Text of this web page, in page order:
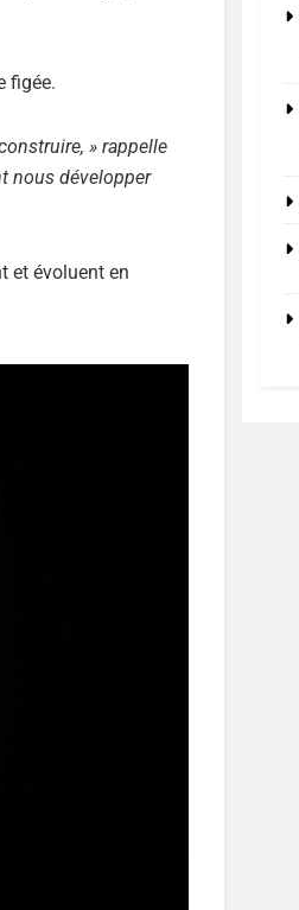
figée.
» rappelle
nous développer
et évoluent en